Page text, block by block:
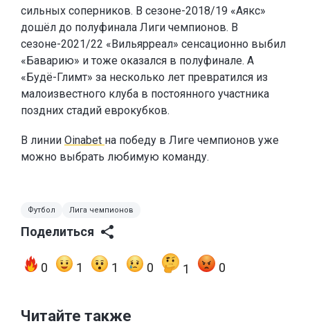
сильных соперников. В сезоне-2018/19 «Аякс»
дошёл до полуфинала Лиги чемпионов. В
сезоне-2021/22 «Вильярреал» сенсационно выбил
«Баварию» и тоже оказался в полуфинале. А
«Будё-Глимт» за несколько лет превратился из
малоизвестного клуба в постоянного участника
поздних стадий еврокубков.
В линии Oinabet на победу в Лиге чемпионов уже
можно выбрать любимую команду.
Футбол Лига чемпионов
Поделиться
0 1 1 0 1 0
Читайте также